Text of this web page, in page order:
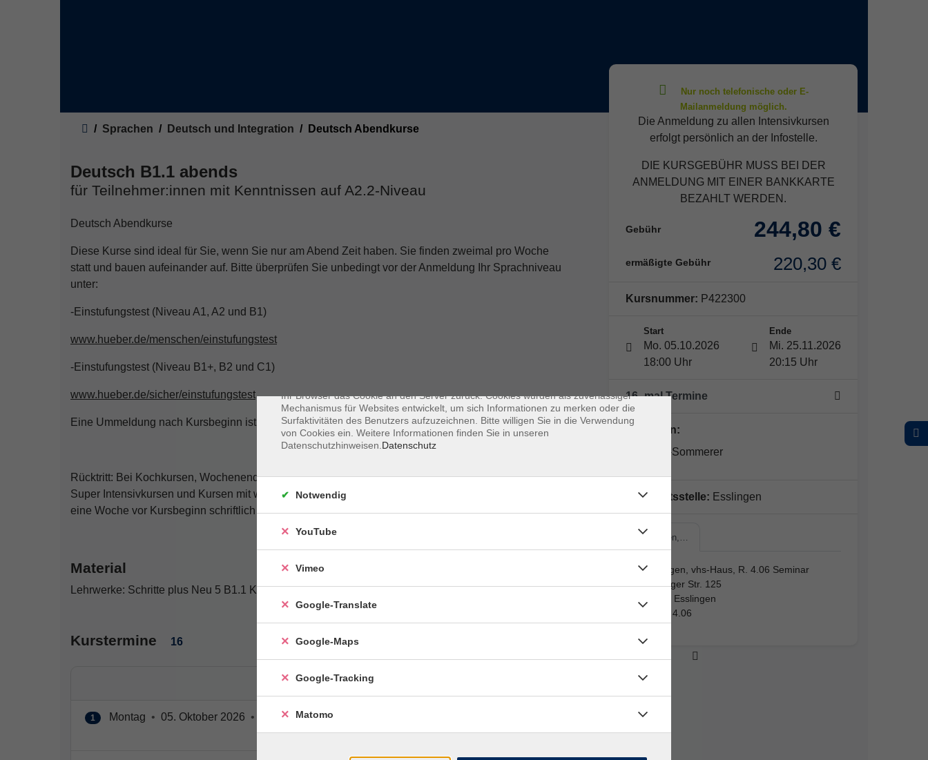
Sprachen Deutsch und Integration Deutsch Abendkurse
Deutsch B1.1 abends
für Teilnehmer:innen mit Kenntnissen auf A2.2-Niveau
Deutsch Abendkurse
Diese Kurse sind ideal für Sie, wenn Sie nur am Abend Zeit haben. Sie finden zweimal pro Woche
statt und bauen aufeinander auf. Bitte überprüfen Sie unbedingt vor der Anmeldung Ihr Sprachniveau
unter:
-Einstufungstest (Niveau A1, A2 und B1)
www.hueber.de/menschen/einstufungstest
-Einstufungstest (Niveau B1+, B2 und C1)
www.hueber.de/sicher/einstufungstest
Eine Ummeldung nach Kursbeginn ist nicht mehr möglich!
Rücktritt: Bei Kochkursen, Wochenendseminaren, Ferienkursen, Kompaktkursen, Intensivkursen,
Super Intensivkursen und Kursen mit weniger als fünf Unterrichtstagen muss der Rücktritt mindestens
eine Woche vor Kursbeginn schriftlich gegenüber der vhs erklärt werden.
Material
Lehrwerke: Schritte plus Neu 5 B1.1 Kurs- und Arbeitsbuch ISBN: 978-3-19-501085-6
Kurstermine 16
1 Montag • 05. Oktober 2026 • 18:00 – 20:15 Uhr
R. 4.06 Seminar
Die Anmeldung zu allen Intensivkursen
erfolgt persönlich an der Infostelle.
DIE KURSGEBÜHR MUSS BEI DER
ANMELDUNG MIT EINER BANKKARTE
BEZAHLT WERDEN.
Gebühr 244,80 €
ermäßigte Gebühr 220,30 €
Kursnummer: P422300
Start
Mo. 05.10.2026
18:00 Uhr
Ende
Mi. 25.11.2026
20:15 Uhr
16 -mal Termine
Dozent*in:
Ju Wang-Sommerer
Geschäftsstelle: Esslingen
Esslingen,…
Esslingen, vhs-Haus, R. 4.06 Seminar
Mettinger Str. 125
73728 Esslingen
Raum 4.06
Ihr Browser das Cookie an den Server zurück. Cookies wurden als zuverlässiger
Mechanismus für Websites entwickelt, um sich Informationen zu merken oder die
Surfaktivitäten des Benutzers aufzuzeichnen. Bitte willigen Sie in die Verwendung
von Cookies ein. Weitere Informationen finden Sie in unseren
Datenschutzhinweisen. Datenschutz
Notwendig
YouTube
Vimeo
Google-Translate
Google-Maps
Google-Tracking
Matomo